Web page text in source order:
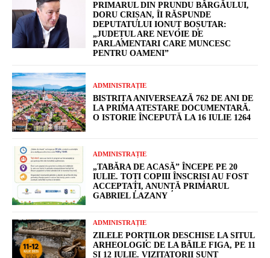
PRIMARUL DIN PRUNDU BÂRGĂULUI,
DORU CRIȘAN, ÎI RĂSPUNDE
DEPUTATULUI IONUȚ BOȘUTAR:
„JUDEȚUL ARE NEVOIE DE
PARLAMENTARI CARE MUNCESC
PENTRU OAMENI”
ADMINISTRAȚIE
BISTRIȚA ANIVERSEAZĂ 762 DE ANI DE
LA PRIMA ATESTARE DOCUMENTARĂ.
O ISTORIE ÎNCEPUTĂ LA 16 IULIE 1264
ADMINISTRAȚIE
„TABĂRA DE ACASĂ” ÎNCEPE PE 20
IULIE. TOȚI COPIII ÎNSCRIȘI AU FOST
ACCEPTAȚI, ANUNȚĂ PRIMARUL
GABRIEL LAZANY
ADMINISTRAȚIE
ZILELE PORȚILOR DESCHISE LA SITUL
ARHEOLOGIC DE LA BĂILE FIGA, PE 11
ȘI 12 IULIE. VIZITATORII SUNT